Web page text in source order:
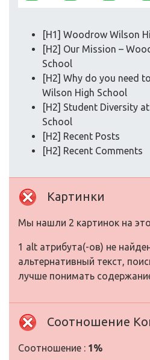
[H1] Woodrow Wilson
[H2] Our Mission –
School
[H2] Why do you need
Wilson High School
[H2] Student Diversity
School
[H2] Recent Posts
[H2] Recent Comments
Картинки
Мы нашли 2 картинок на
1 alt атрибута(-ов) не
альтернативный текст,
лучше понимать
Соотношение
Соотношение : 1%